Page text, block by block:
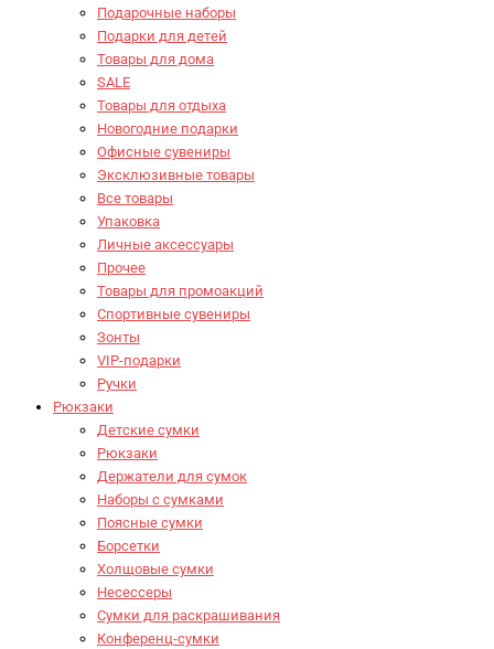
Подарочные наборы
Подарки для детей
Товары для дома
SALE
Товары для отдыха
Новогодние подарки
Офисные сувениры
Эксклюзивные товары
Все товары
Упаковка
Личные аксессуары
Прочее
Товары для промоакций
Спортивные сувениры
Зонты
VIP-подарки
Ручки
Рюкзаки
Детские сумки
Рюкзаки
Держатели для сумок
Наборы с сумками
Поясные сумки
Борсетки
Холщовые сумки
Несессеры
Сумки для раскрашивания
Конференц-сумки